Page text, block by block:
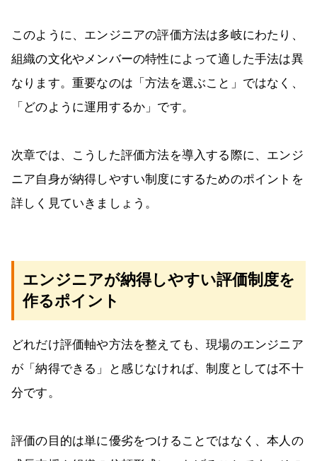
このように、エンジニアの評価方法は多岐にわたり、
組織の文化やメンバーの特性によって適した手法は異
なります。重要なのは「方法を選ぶこと」ではなく、
「どのように運用するか」です。
次章では、こうした評価方法を導入する際に、エンジ
ニア自身が納得しやすい制度にするためのポイントを
詳しく見ていきましょう。
エンジニアが納得しやすい評価制度を
作るポイント
どれだけ評価軸や方法を整えても、現場のエンジニア
が「納得できる」と感じなければ、制度としては不十
分です。
評価の目的は単に優劣をつけることではなく、本人の